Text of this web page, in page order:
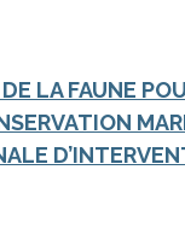
LA FAUNE